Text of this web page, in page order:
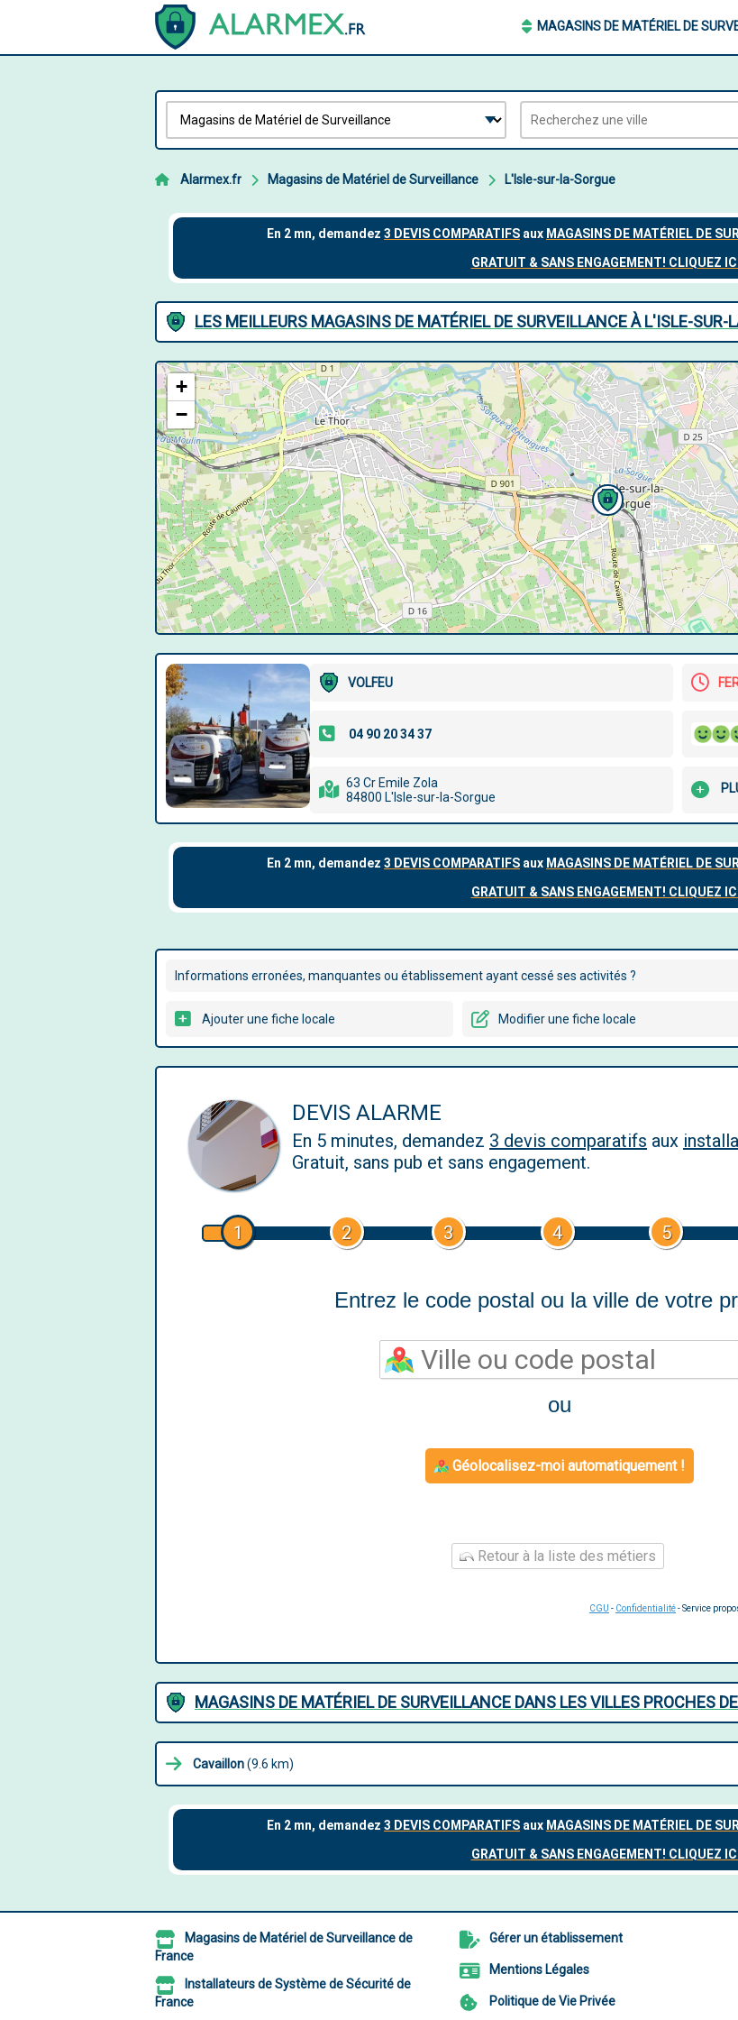
MAGASINS DE MATÉRIEL DE
Alarmex.fr Magasins de Matériel de Surveillance L'Isle-sur-la-Sorgue
LES MEILLEURS MAGASINS DE MATÉRIEL DE SURVEILLANCE À L'ISLE-SUR-
+
−
VOLFEU
63 Cr Emile Zola
84800 L'Isle-sur-la-Sorgue
Informations erronées, manquantes ou établissement ayant cessé ses activités ?
Ajouter une fiche locale Modifier une fiche locale
DEVIS ALARME
En 5 minutes, demandez 3 devis comparatifs aux
Gratuit, sans pub et sans engagement.
1 2 3 4 5
Entrez le code postal ou la ville de votre
ou
Géolocalisez-moi automatiquement !
Retour à la liste des métiers
CGU - Confidentialité- Service
MAGASINS DE MATÉRIEL DE SURVEILLANCE DANS LES VILLES PROCHES
Cavaillon(9.6 km)
Magasins de Matériel de Surveillance de
France
Installateurs de Système de Sécurité de
France
Gérer un établissement
Mentions Légales
Politique de Vie Privée